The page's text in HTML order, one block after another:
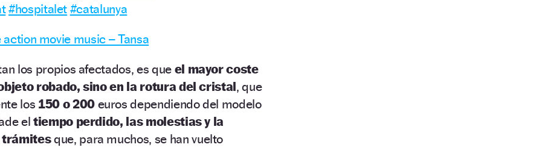
#hospitalet #catalunya
movie music – Tansa
los propios afectados, es que el mayor coste
robado, sino en la rotura del cristal, que
los 150 o 200 euros dependiendo del modelo
el tiempo perdido, las molestias y la
trámitesque, para muchos, se han vuelto